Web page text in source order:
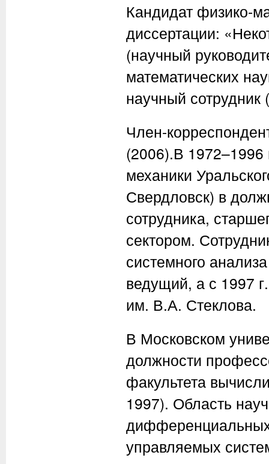
Кандидат физико-
диссертации:
(научный
математических
научный сотрудник
Член-
(2006).В 1972–1996
механики
Свердловск) в
сотрудника,
сектором.
системного
ведущий, а с 1997
им. В.А. Стеклова.
В Московском
должности
факультета
1997). Область
управляемых